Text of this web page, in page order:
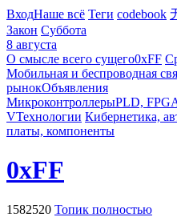
ВходНаше всё Теги codebook
Закон Суббота
8 августа
О смысле всего сущего0xFF
Мобильная и беспроводная
рынокОбъявления
МикроконтроллерыPLD,
VТехнологии Кибернетика,
платы, компоненты
0xFF
1582520 Топик полностью